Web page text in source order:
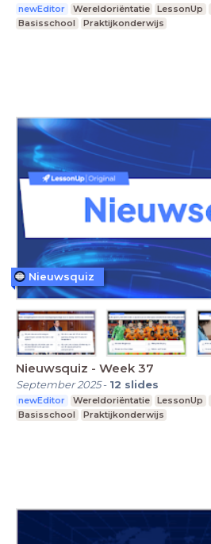
newEditor Wereldoriëntatie LessonUp
Basisschool
Praktijkonderwijs
Nieuwsquiz - Week 37
September 2025- 12 slides
newEditor Wereldoriëntatie LessonUp
Basisschool
Praktijkonderwijs
Nieuwsquiz